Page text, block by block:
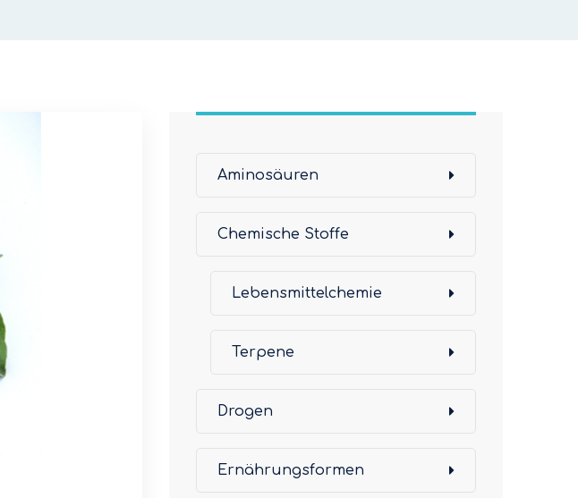
Aminosäuren
Chemische Stoffe
Lebensmittelchemie
Terpene
Drogen
Ernährungsformen